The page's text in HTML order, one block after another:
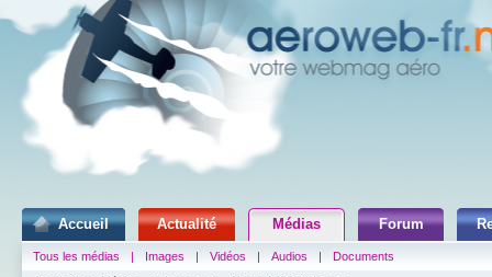
Accueil Actualité Médias Forum
Tous les médias | Images | Vidéos | Audios |
Documents